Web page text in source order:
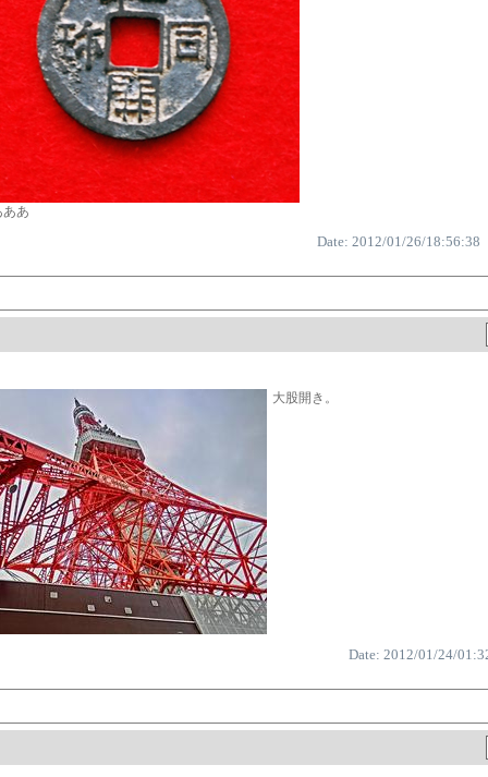
ああ
Date: 2012/01/26/18:56:38
大股開き。
Date: 2012/01/24/